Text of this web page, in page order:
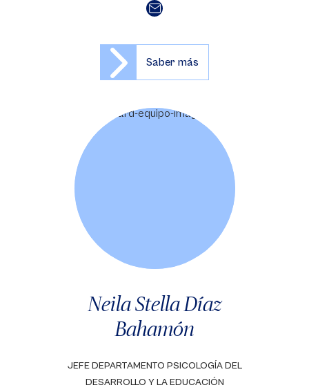
Saber más
Neila Stella Díaz
Bahamón
JEFE DEPARTAMENTO PSICOLOGÍA DEL
DESARROLLO Y LA EDUCACIÓN